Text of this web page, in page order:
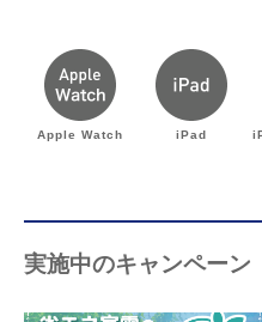
Apple Watch iPad
実施中のキャンペーン